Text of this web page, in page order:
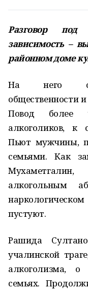
Разговор под
зависимость –
районном доме
На него
общественности
Повод более
алкоголиков, к
Пьют мужчины,
семьями. Как
алкогольным
пустуют.
Рашида
учалинской
алкоголизма, о
семьях.